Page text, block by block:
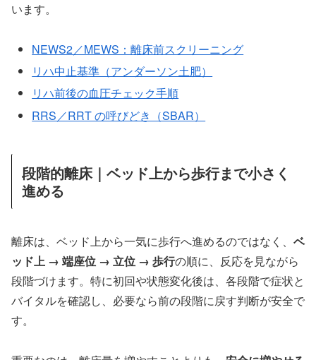
います。
NEWS2／MEWS：離床前スクリーニング
リハ中止基準（アンダーソン土肥）
リハ前後の血圧チェック手順
RRS／RRT の呼びどき（SBAR）
段階的離床｜ベッド上から歩行まで小さく
進める
離床は、ベッド上から一気に歩行へ進めるのではなく、 ベ
ッド上 → 端座位 → 立位 → 歩行の順に、反応を見ながら
段階づけます。特に初回や状態変化後は、各段階で症状と
バイタルを確認し、必要なら前の段階に戻す判断が安全で
す。